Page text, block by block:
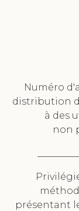
Numéro
distribution
à des
non
présentant